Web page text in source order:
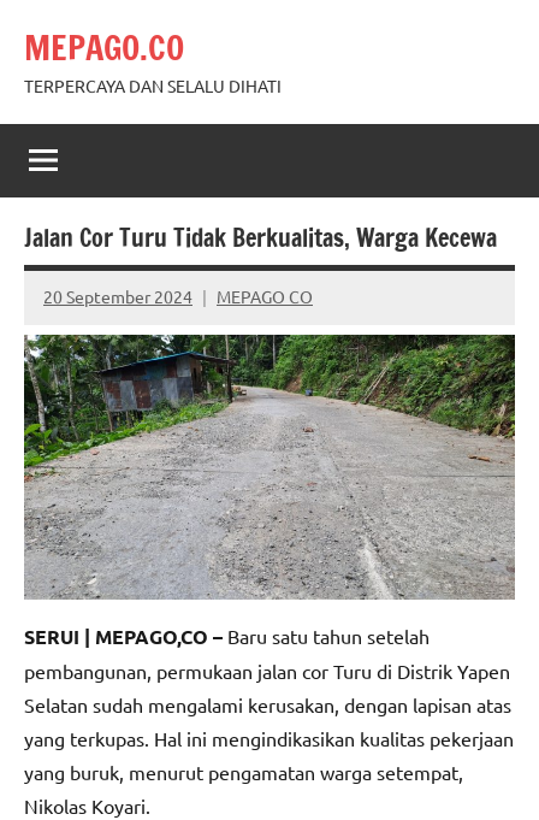
content
MEPAGO.CO
TERPERCAYA DAN SELALU DIHATI
Jalan Cor Turu Tidak Berkualitas, Warga Kecewa
20 September 2024 MEPAGO CO
No
comments
SERUI | MEPAGO,CO – Baru satu tahun setelah
pembangunan, permukaan jalan cor Turu di Distrik Yapen
Selatan sudah mengalami kerusakan, dengan lapisan atas
yang terkupas. Hal ini mengindikasikan kualitas pekerjaan
yang buruk, menurut pengamatan warga setempat,
Nikolas Koyari.